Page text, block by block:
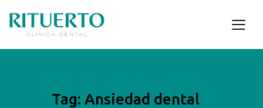
Tag: Ansiedad dental